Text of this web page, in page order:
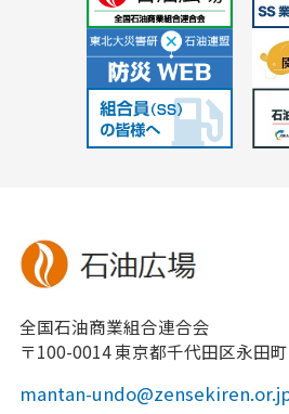
全国石油商業組合連合会
〒100-0014 東京都千代田区永田
mantan-